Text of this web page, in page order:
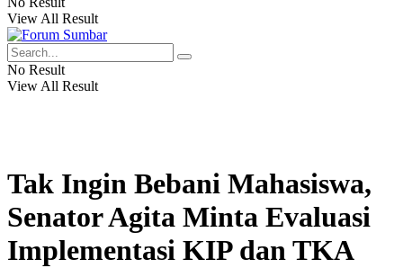
View All Result
No Result
View All Result
Tak Ingin Bebani Mahasiswa,
Senator Agita Minta Evaluasi
Implementasi KIP dan TKA